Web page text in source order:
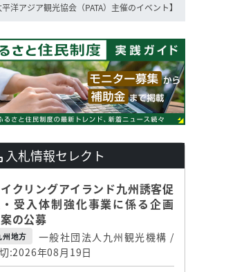
平洋アジア観光協会（PATA）主催のイベント】
入札情報セレクト
クリングアイランド九州誘客促
受入体制強化事業に係る企画
の公募
州地方
一般社団法人九州観光機構 /
:2026年08月19日